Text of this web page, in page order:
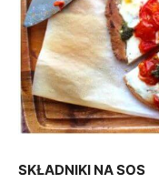
SKŁADNIKI NA SOS